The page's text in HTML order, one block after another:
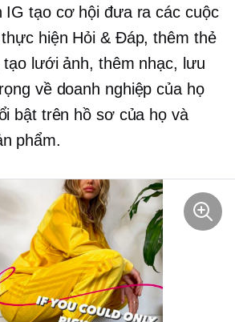
IG tạo cơ hội đưa ra các cuộc
hiện Hỏi & Đáp, thêm thẻ
tạo lưới ảnh, thêm nhạc, lưu
về doanh nghiệp của họ
bật trên hồ sơ của họ và
phẩm.